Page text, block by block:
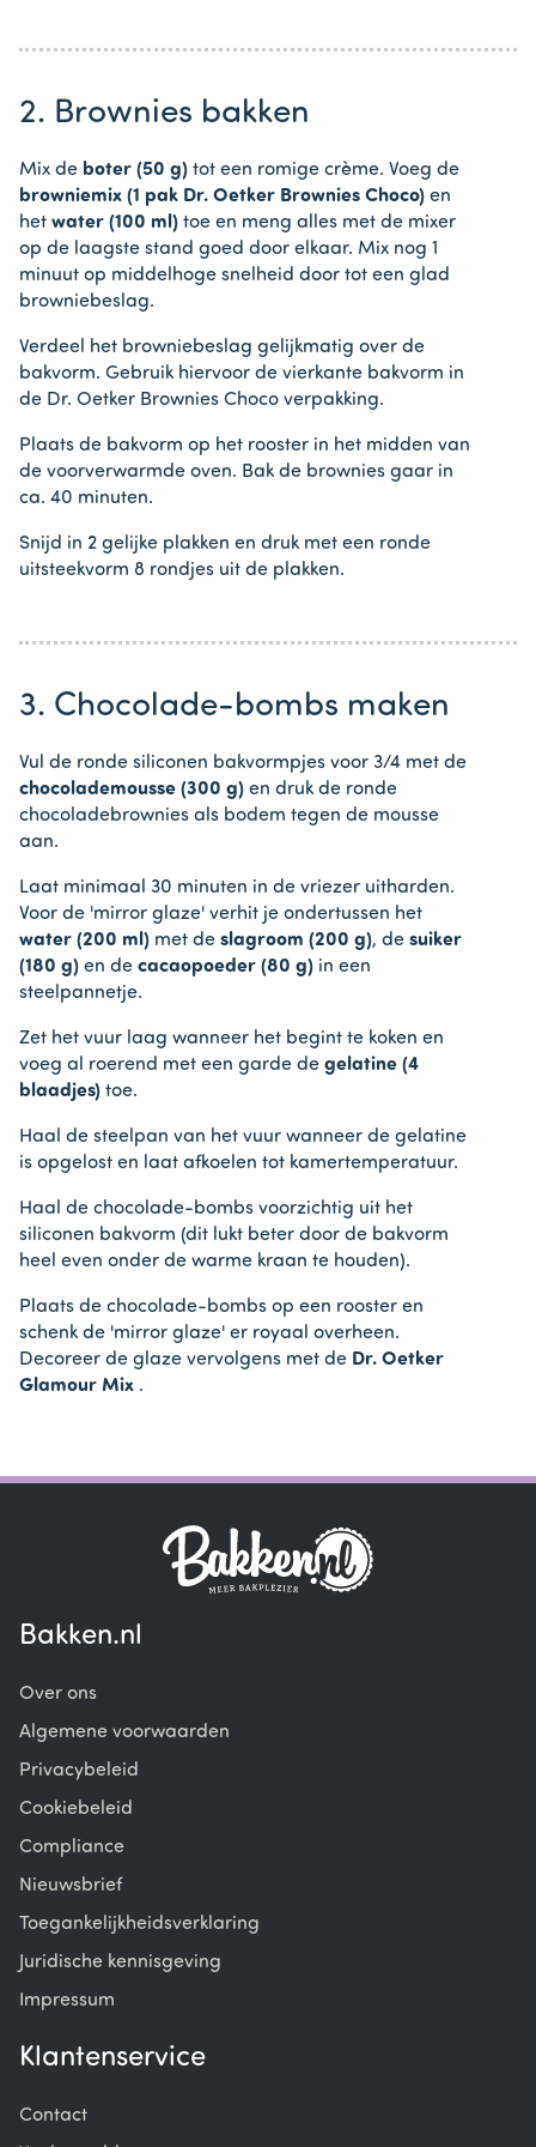
2. Brownies bakken
Mix de boter (50 g) tot een romige crème. Voeg de
browniemix (1 pak Dr. Oetker Brownies Choco) en
het water (100 ml) toe en meng alles met de mixer
op de laagste stand goed door elkaar. Mix nog 1
minuut op middelhoge snelheid door tot een glad
browniebeslag.
Verdeel het browniebeslag gelijkmatig over de
bakvorm. Gebruik hiervoor de vierkante bakvorm in
de Dr. Oetker Brownies Choco verpakking.
Plaats de bakvorm op het rooster in het midden van
de voorverwarmde oven. Bak de brownies gaar in
ca. 40 minuten.
Snijd in 2 gelijke plakken en druk met een ronde
uitsteekvorm 8 rondjes uit de plakken.
3. Chocolade-bombs maken
Vul de ronde siliconen bakvormpjes voor 3/4 met de
chocolademousse (300 g) en druk de ronde
chocoladebrownies als bodem tegen de mousse
aan.
Laat minimaal 30 minuten in de vriezer uitharden.
Voor de 'mirror glaze' verhit je ondertussen het
water (200 ml) met de slagroom (200 g), de suiker
(180 g) en de cacaopoeder (80 g) in een
steelpannetje.
Zet het vuur laag wanneer het begint te koken en
voeg al roerend met een garde de gelatine (4
blaadjes) toe.
Haal de steelpan van het vuur wanneer de gelatine
is opgelost en laat afkoelen tot kamertemperatuur.
Haal de chocolade-bombs voorzichtig uit het
siliconen bakvorm (dit lukt beter door de bakvorm
heel even onder de warme kraan te houden).
Plaats de chocolade-bombs op een rooster en
schenk de 'mirror glaze' er royaal overheen.
Decoreer de glaze vervolgens met de Dr. Oetker
Glamour Mix .
Bakken.nl
Over ons
Algemene voorwaarden
Privacybeleid
Cookiebeleid
Compliance
Nieuwsbrief
Toegankelijkheidsverklaring
Juridische kennisgeving
Impressum
Klantenservice
Contact